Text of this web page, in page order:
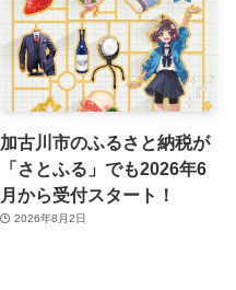
加古川市のふるさと納税が
「さとふる」でも2026年6
月から受付スタート！
2026年8月2日